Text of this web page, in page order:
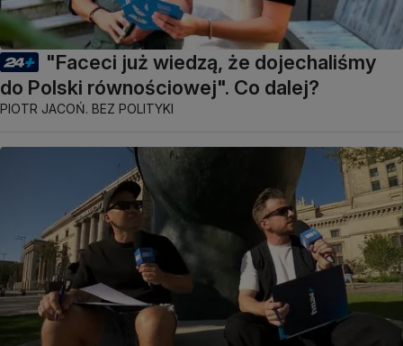
"Faceci już wiedzą, że dojechaliśmy
do Polski równościowej". Co dalej?
PIOTR JACOŃ. BEZ POLITYKI